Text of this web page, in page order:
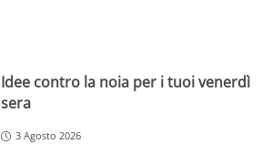
Idee contro la noia per i tuoi venerdì
sera
3 Agosto 2026